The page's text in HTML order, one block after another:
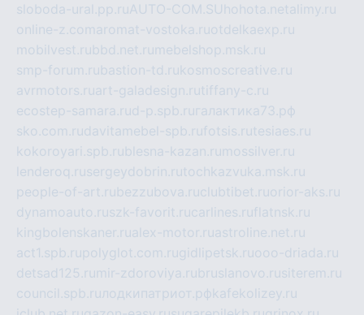
sloboda-ural.pp.ruAUTO-COM.SU hohota.netalimy.ru
online-z.comaromat-vostoka.ruotdelkaexp.ru
mobilvest.rubbd.net.ru mebelshop.msk.ru
smp-forum.rubastion-td.rukosmoscreative.ru
avrmotors.ruart-galadesign.rutiffany-c.ru
ecostep-samara.rud-p.spb.ru галактика73.рф
sko.com.rudavitamebel-spb.rufotsis.rutesiaes.ru
kokoroyari.spb.rublesna-kazan.ru mossilver.ru
lenderoq.rusergeydobrin.rutochkazvuka.msk.ru
people-of-art.rubezzubova.ruclubtibet.ruorior-aks.ru
dynamoauto.ruszk-favorit.rucarlines.ruflatnsk.ru
kingbolenskaner.rualex-motor.ruastroline.net.ru
act1.spb.rupolyglot.com.rugidlipetsk.ruooo-driada.ru
detsad125.ru mir-zdoroviya.rubruslanovo.rusiterem.ru
council.spb.ruлодкипатриот.рфkafekolizey.ru